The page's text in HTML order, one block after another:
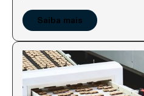
Saiba mais